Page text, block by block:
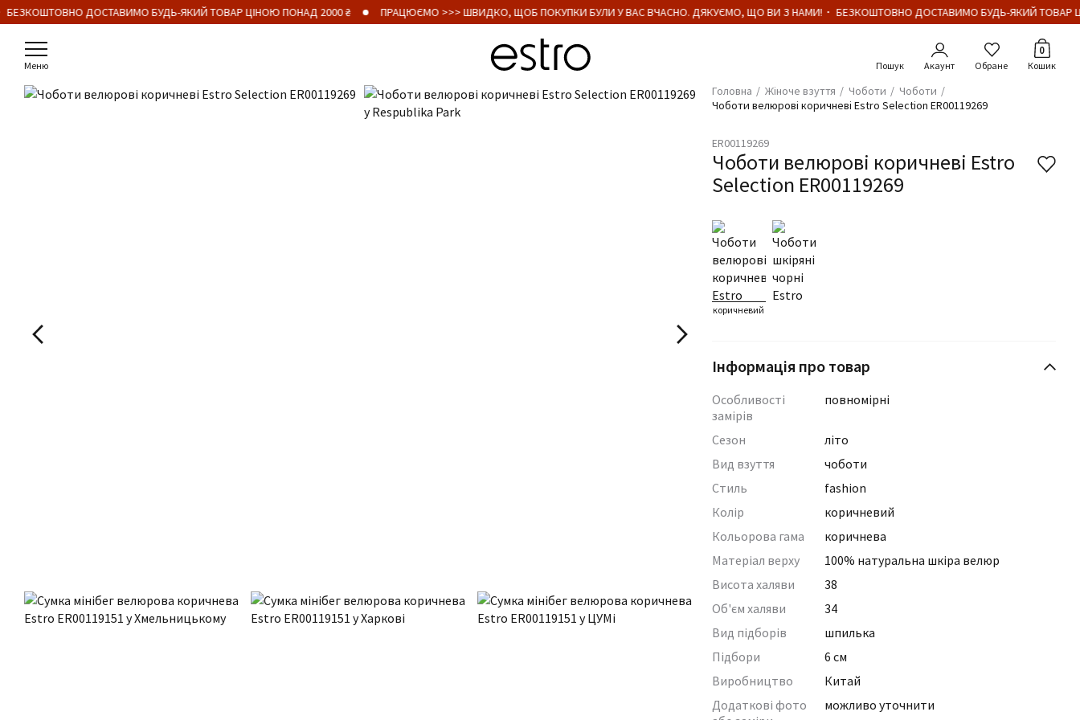
ДОСТАВИМО БУДЬ-ЯКИЙ ТОВАР ЦІНОЮ ПОНАД 2000 ₴ ПРАЦЮЄМО >>> ШВИДКО, ЩОБ ПОКУПКИ БУЛИ У ВАС ВЧАСНО. ДЯКУЄМО, ЩО ВИ З НАМИ!・ БЕЗКОШТОВНО ДОСТАВИМО БУДЬ-ЯКИЙ ТОВАР
Меню Акаунт Обране
0
Кошик
Головна Жіноче взуття Чоботи
Чоботи
Чоботи велюрові коричневі Estro Selection ER00119269
ER00119269
Чоботи велюрові коричневі Estro
Selection ER00119269
коричневий
Інформація про товар
Особливості
замірів
повномірні
Сезон
літо
Вид взуття
чоботи
Стиль
fashion
Колір
коричневий
Кольорова гама
коричнева
Матеріал верху
100% натуральна шкіра велюр
Висота халяви
38
Об'єм халяви
34
Вид підборів
шпилька
Підбори
6 см
Виробництво
Китай
Додаткові фото
можливо уточнити